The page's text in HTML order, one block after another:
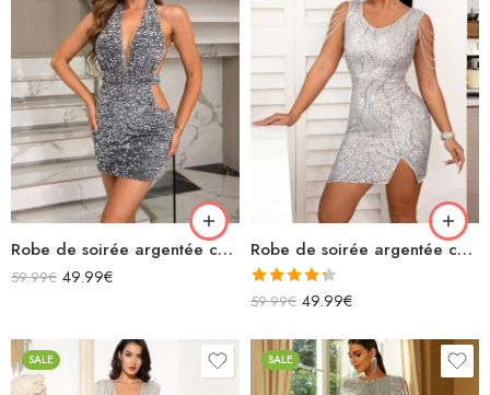
Robe de soirée argentée courte à paillettes licou décolleté dos nu
59.99€ 49.99€
Robe de soirée argentée courte avec paillettes fendue avec chaînettes épaules
Note4.33
59.99€ 49.99€
SALE SALE